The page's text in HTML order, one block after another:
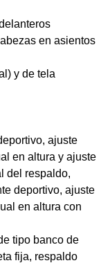
en asientos
y de tela
ajuste
en altura y ajuste
del respaldo,
deportivo, ajuste
en altura con
tipo banco de
fija, respaldo